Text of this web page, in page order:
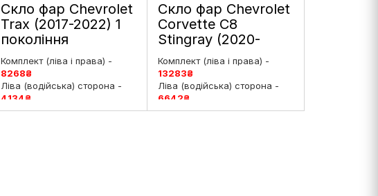
Скло фар Chevrolet
Trax (2017-2022) 1
покоління
рестайлінг ліве і
праве
Комплект (ліва і права) -
8268₴
Ліва (водійська) сторона -
4134 ₴
Права (пасажирська)
Скло фар Chevrolet
Corvette C8
Stingray (2020-
2025) VIII
покоління левое
ліве і праве
Комплект (ліва і права) -
13283₴
Ліва (водійська) сторона -
6642₴
Права (пасажирська)